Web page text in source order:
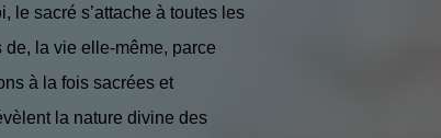
le sacré s’attache à toutes les
la vie elle-même, parce
à la fois sacrées et
la nature divine des